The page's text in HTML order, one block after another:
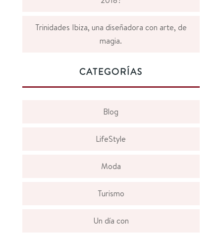
Trinidades Ibiza, una diseñadora con arte, de
magia.
CATEGORÍAS
Blog
LifeStyle
Moda
Turismo
Un día con